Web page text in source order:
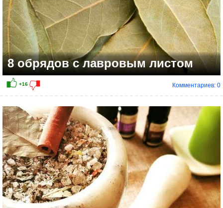
8 обрядов с лавровым листом
Комментариев: 0